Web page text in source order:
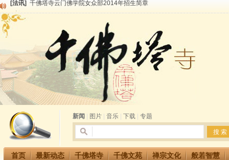
[法讯]
千佛塔寺兴建佛学院综合大楼缘起
[法讯]
千佛塔寺阅藏堂周末阅藏报名通知
清明节祭祖报恩地藏法会
[法讯]
本寺方丈上明下慧尼和尚开讲《六祖坛经》
[法讯] 2015-3-26师父于法堂对大众的开示
[法讯]
广东千佛塔寺云门佛学院女众部 2016年招生简章
[法讯]
恭请海涛法师莅临千佛塔寺弘法
[法讯]
2014年七月大法会 祈福息灾地藏七 冥阳两利普渡群蒙盂兰盆
[法讯] 千佛塔寺云门佛学院女众部2014年招生简章
新闻
图片 音乐 下载 专题
首页 最新动态 千佛塔寺 千佛文苑 禅宗文化 般若智慧